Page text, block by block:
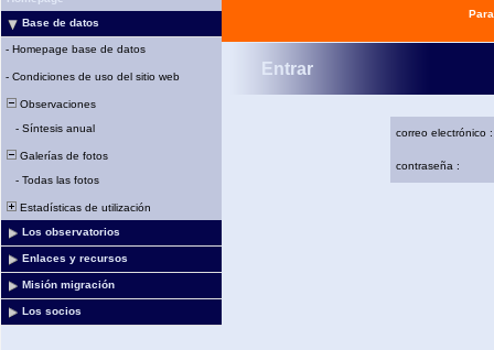
Base de datos
- Homepage base de datos
- Condiciones de uso del sitio web
Observaciones
- Síntesis anual
Galerías de fotos
- Todas las fotos
Estadísticas de utilización
Los observatorios
Enlaces y recursos
Misión migración
Los socios
Entrar
correo electrónico :
contraseña :